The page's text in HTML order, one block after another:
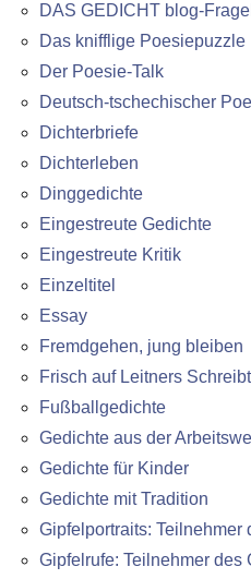
DAS GEDICHT blog-
Das knifflige Poesiepuzzle
Der Poesie-Talk
Deutsch-tschechischer
Dichterbriefe
Dichterleben
Dinggedichte
Eingestreute Gedichte
Eingestreute Kritik
Einzeltitel
Essay
Fremdgehen, jung bleiben
Frisch auf Leitners
Fußballgedichte
Gedichte aus der
Gedichte für Kinder
Gedichte mit Tradition
Gipfelportraits: Teilnehmer
Gipfelrufe: Teilnehmer des